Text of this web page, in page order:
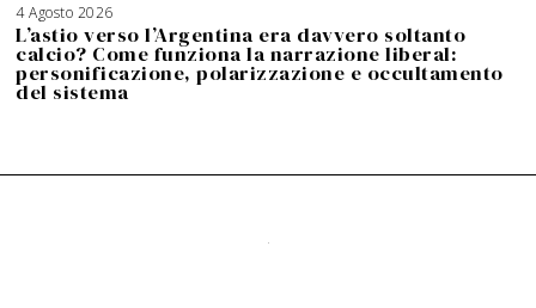
4 Agosto 2026
g
o
s
t
o
2
0
L’astio verso l’Argentina era davvero soltanto
calcio? Come funziona la narrazione liberal:
personificazione, polarizzazione e occultamento
del sistema